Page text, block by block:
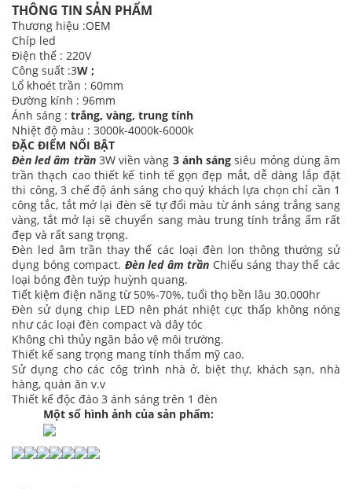
THÔNG TIN SẢN PHẨM
Thương hiệu :OEM
Chíp led
Điện thế : 220V
Công suất :3W ;
Lổ khoét trần : 60mm
Đường kính : 96mm
Ánh sáng : trắng, vàng, trung tính
Nhiệt độ màu : 3000k-4000k-6000k
ĐẶC ĐIỂM NỔI BẬT
Đèn led âm trần3W viền vàng 3 ánh sáng siêu mỏng dùng âm
trần thạch cao thiết kế tinh tế gọn đẹp mắt, dễ dàng lắp đặt
thi công, 3 chế độ ánh sáng cho quý khách lựa chọn chỉ cần 1
công tắc, tắt mở lại đèn sẽ tự đổi màu từ ánh sáng trắng sang
vàng, tắt mở lại sẽ chuyển sang màu trung tính trắng ấm rất
đẹp và rất sang trọng.
Đèn led âm trần thay thế các loại đèn lon thông thường sử
dụng bóng compact. Đèn led âm trần Chiếu sáng thay thế các
loại bóng đèn tuýp huỳnh quang.
Tiết kiệm điện năng từ 50%-70%, tuổi thọ bền lâu 30.000hr
Đèn sử dụng chip LED nên phát nhiệt cực thấp không nóng
như các loại đèn compact và dây tóc
Không chì thủy ngân bảo vệ môi trường.
Thiết kế sang trọng mang tính thẩm mỹ cao.
Sử dụng cho các côg trình nhà ở, biệt thự, khách sạn, nhà
hàng, quán ăn v.v
Thiết kế độc đáo 3 ánh sáng trên 1 đèn
Một số hình ảnh của sản phẩm: